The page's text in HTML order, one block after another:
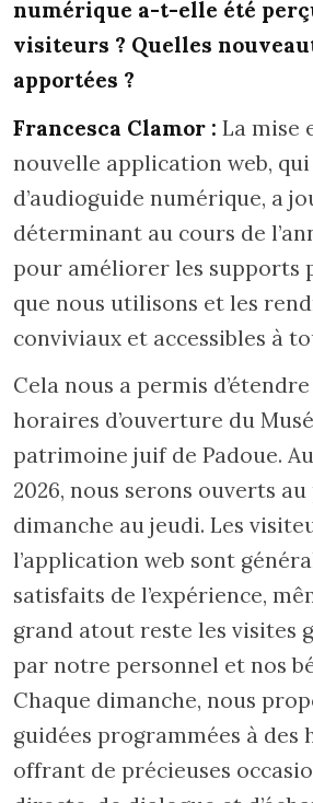
numérique a-t-elle été
visiteurs ? Quelles
apportées ?
Francesca Clamor : La mise
nouvelle application web,
d’audioguide numérique, a
déterminant au cours de
pour améliorer les supports
que nous utilisons et les
conviviaux et accessibles à
Cela nous a permis
horaires d’ouverture du
patrimoine juif de Padoue.
2026, nous serons ouverts
dimanche au jeudi. Les
l’application web sont
satisfaits de l’expérience,
grand atout reste les visites
par notre personnel et nos
Chaque dimanche, nous
guidées programmées à des
offrant de précieuses